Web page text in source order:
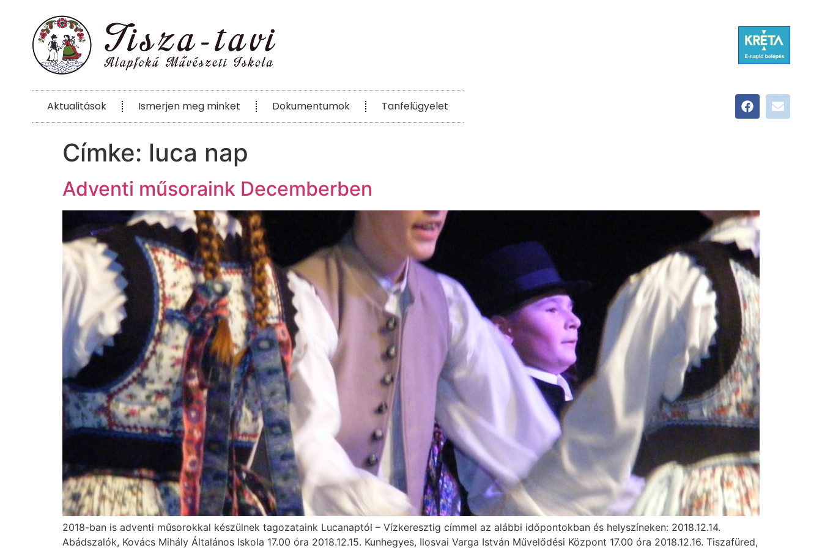
Aktualitások Ismerjen meg minket Dokumentumok Tanfelügyelet
Címke: luca nap
Adventi műsoraink Decemberben
2018-ban is adventi műsorokkal készülnek tagozataink Lucanaptól – Vízkeresztig címmel az alábbi időpontokban és helyszíneken: 2018.12.14.
Abádszalók, Kovács Mihály Általános Iskola 17.00 óra 2018.12.15. Kunhegyes, Ilosvai Varga István Művelődési Központ 17.00 óra 2018.12.16. Tiszafüred,